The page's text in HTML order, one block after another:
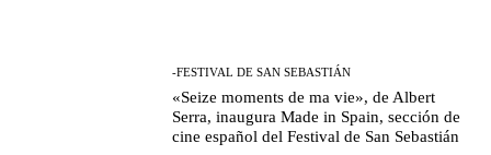
-FESTIVAL DE SAN SEBASTIÁN
«Seize moments de ma vie», de Albert
Serra, inaugura Made in Spain, sección de
cine español del Festival de San Sebastián